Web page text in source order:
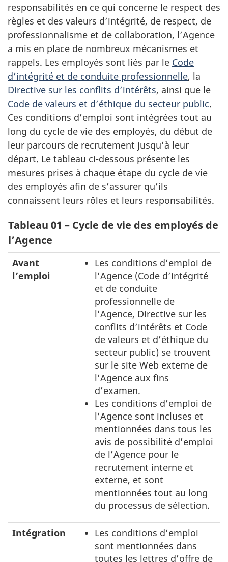
responsabilités en ce qui concerne le respect des
règles et des valeurs d’intégrité, de respect, de
professionnalisme et de collaboration, l’Agence
a mis en place de nombreux mécanismes et
rappels. Les employés sont liés par le Code
d’intégrité et de conduite professionnelle, la
Directive sur les conflits d’intérêts, ainsi que le
Code de valeurs et d’éthique du secteur public.
Ces conditions d’emploi sont intégrées tout au
long du cycle de vie des employés, du début de
leur parcours de recrutement jusqu’à leur
départ. Le tableau ci-dessous présente les
mesures prises à chaque étape du cycle de vie
des employés afin de s’assurer qu’ils
connaissent leurs rôles et leurs responsabilités.
Tableau 01 – Cycle de vie des employés de
l’Agence
Avant
l’emploi
Les conditions d’emploi de
l’Agence (Code d’intégrité
et de conduite
professionnelle de
l’Agence, Directive sur les
conflits d’intérêts et Code
de valeurs et d’éthique du
secteur public) se trouvent
sur le site Web externe de
l’Agence aux fins
d’examen.
Les conditions d’emploi de
l’Agence sont incluses et
mentionnées dans tous les
avis de possibilité d’emploi
de l’Agence pour le
recrutement interne et
externe, et sont
mentionnées tout au long
du processus de sélection.
Intégration
Les conditions d’emploi
sont mentionnées dans
toutes les lettres d’offre de